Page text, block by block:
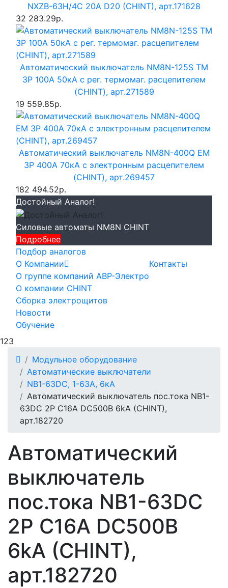
NXZB-63H/4C 20A D20 (CHINT), арт.171628
32 283.29р.
Автоматический выключатель NM8N-125S TM
3P 100А 50кА с рег. термомаг. расцепителем
(CHINT), арт.271589
19 559.85р.
Автоматический выключатель NM8N-400Q EM
3P 400А 70кА с электронным расцепителем
(CHINT), арт.269457
182 494.52р.
Достойный Аналог!
Силовые автоматы NM8N CHINT
Подробнее
Подбор аналогов
О Компании
О группе компаний АВР-Электро
О компании CHINT
Сборка электрощитов
Новости
Обучение
Контакты
123
Модульное оборудование
Автоматические выключатели
NB1-63DC, 1-63А, 6кА
Автоматический выключатель пос.тока NB1-
63DC 2P C16A DC500В 6kA (CHINT),
арт.182720
Автоматический
выключатель
пос.тока NB1-63DC
2P C16A DC500В
6kA (CHINT),
арт.182720